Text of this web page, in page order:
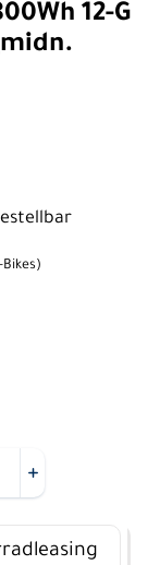
12-G
)